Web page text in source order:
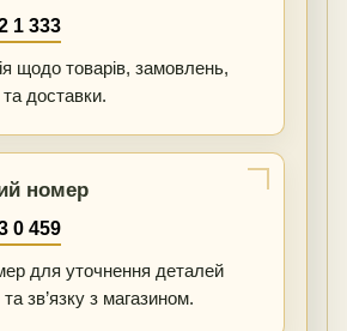
1 333
щодо товарів, замовлень,
доставки.
номер
0 459
для уточнення деталей
зв’язку з магазином.